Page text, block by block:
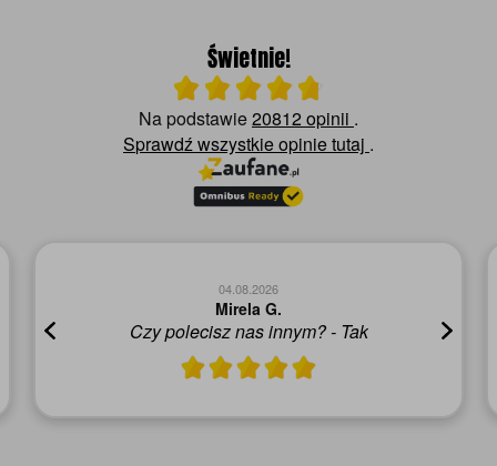
Świetnie!
Ocena średnia 4.8 na 5
Na podstawie20812 opinii .
Sprawdź wszystkie opinietutaj .
04.08.2026
Czy polecisz nas innym? - Tak
Mirela G.